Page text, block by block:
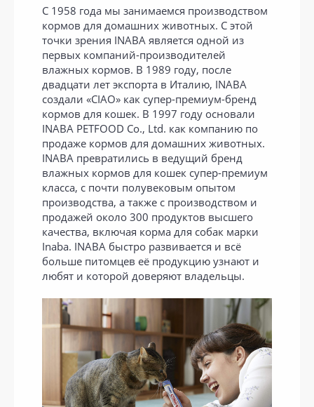
С 1958 года мы занимаемся производством
кормов для домашних животных. С этой
точки зрения INABA является одной из
первых компаний-производителей
влажных кормов. В 1989 году, после
двадцати лет экспорта в Италию, INABA
создали «CIAO» как супер-премиум-бренд
кормов для кошек. В 1997 году основали
INABA PETFOOD Co., Ltd. как компанию по
продаже кормов для домашних животных.
INABA превратились в ведущий бренд
влажных кормов для кошек супер-премиум
класса, с почти полувековым опытом
производства, а также с производством и
продажей около 300 продуктов высшего
качества, включая корма для собак марки
Inaba. INABA быстро развивается и всё
больше питомцев её продукцию узнают и
любят и которой доверяют владельцы.